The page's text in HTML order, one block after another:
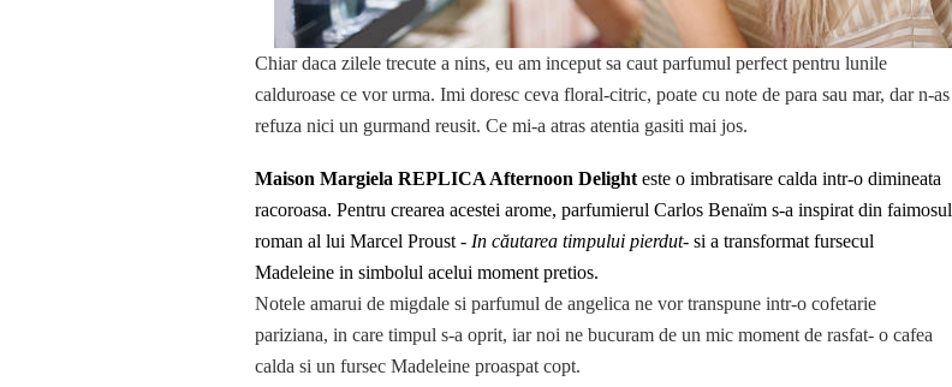
Chiar daca zilele trecute a nins, eu am inceput sa caut parfumul perfect pentru lunile
calduroase ce vor urma. Imi doresc ceva floral-citric, poate cu note de para sau mar, dar n-as
refuza nici un gurmand reusit. Ce mi-a atras atentia gasiti mai jos.
Maison Margiela REPLICA Afternoon Delight este o imbratisare calda intr-o dimineata
racoroasa. Pentru crearea acestei arome, parfumierul Carlos Benaïm s-a inspirat din faimosul
roman al lui Marcel Proust - In căutarea timpului pierdut- si a transformat fursecul
Madeleine in simbolul acelui moment pretios.
Notele amarui de migdale si parfumul de angelica ne vor transpune intr-o cofetarie
pariziana, in care timpul s-a oprit, iar noi ne bucuram de un mic moment de rasfat- o cafea
calda si un fursec Madeleine proaspat copt.